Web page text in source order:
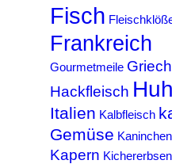
Fisch
Frankreich
Gourmetmeile
Hackfleisch
Italien Kalbfleisch
Gemüse Kaninchen
Kapern Kichererbsen